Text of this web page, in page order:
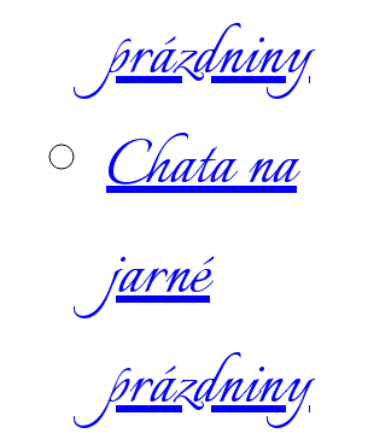
prázdniny
Chata na
jarné
prázdniny